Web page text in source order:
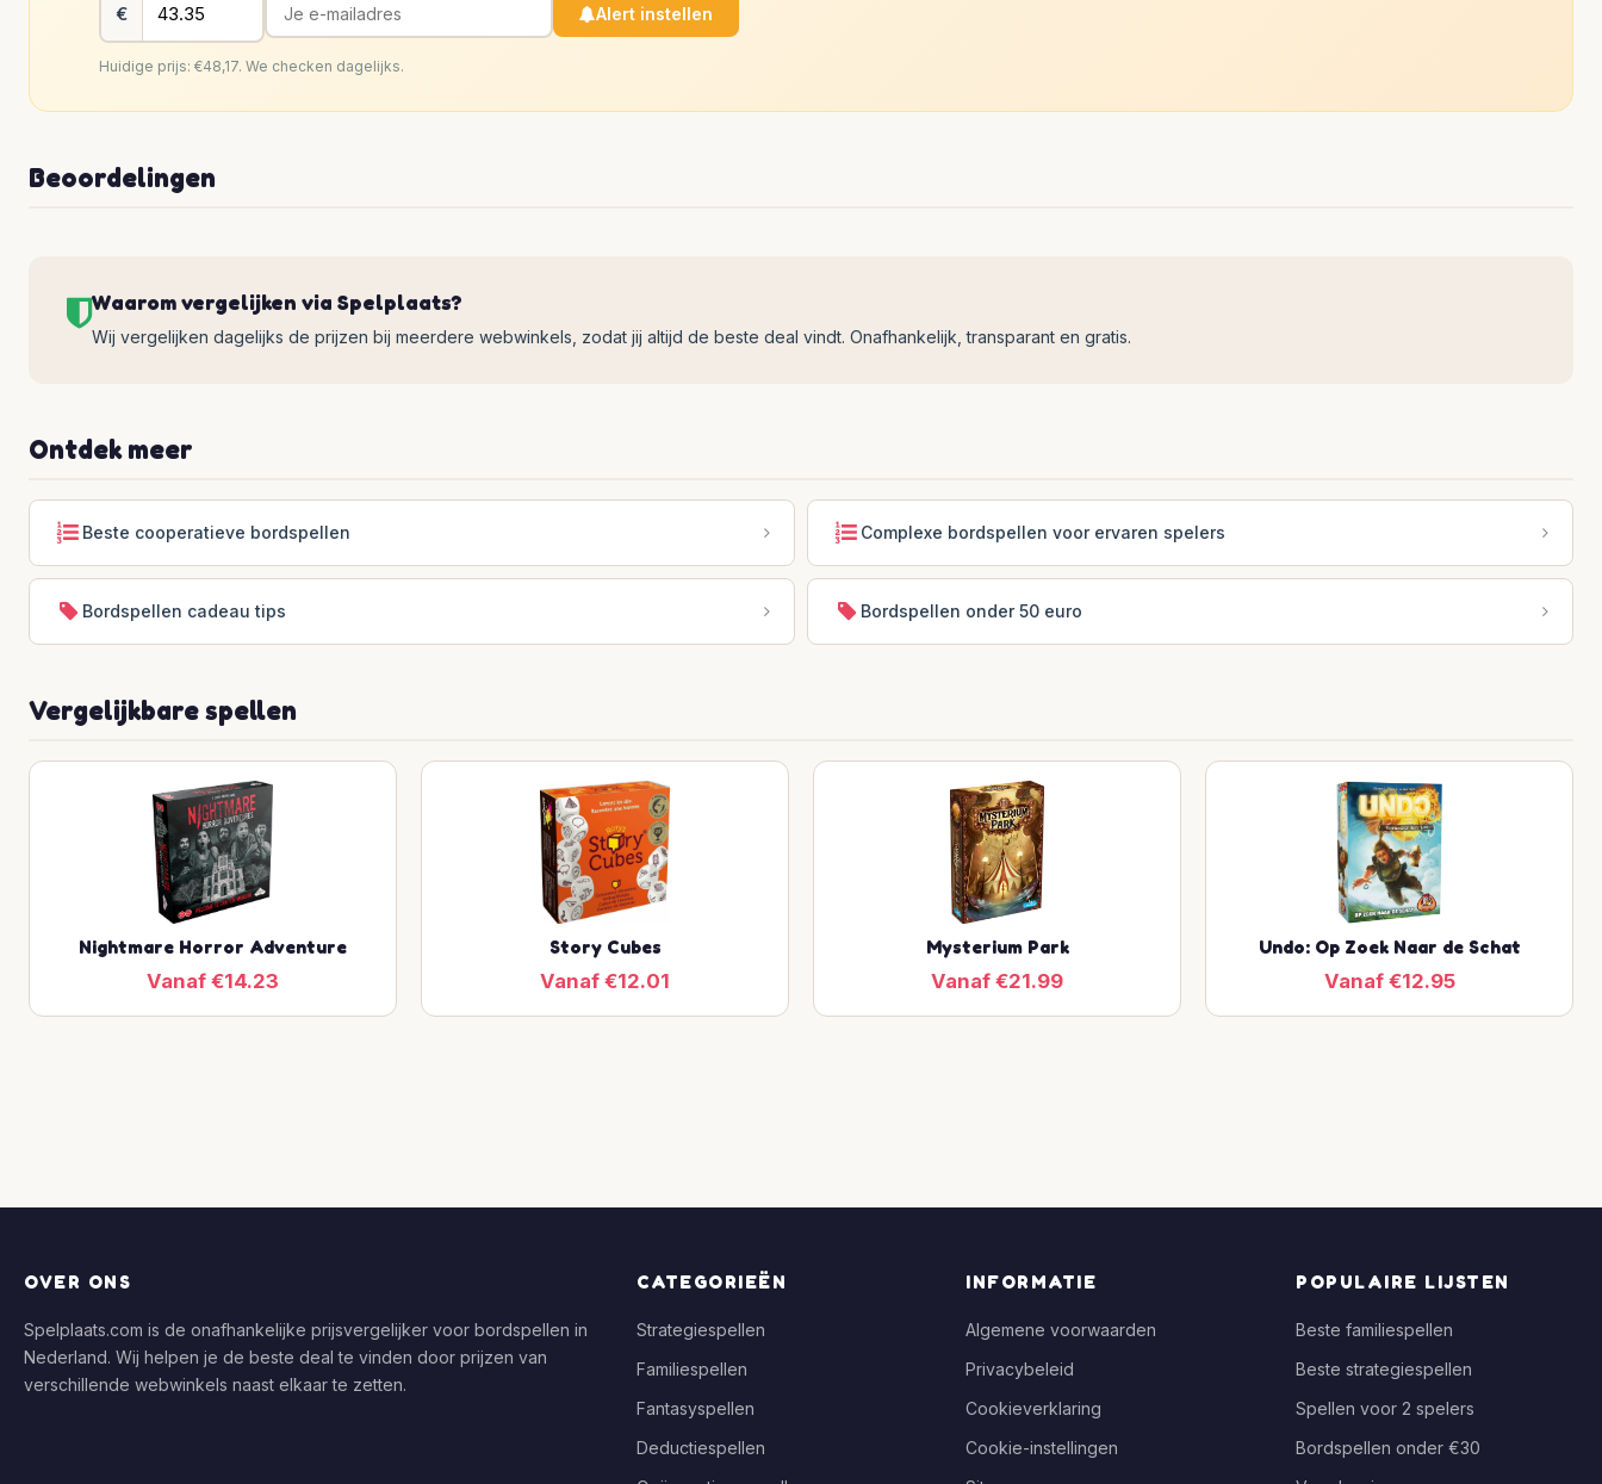
€ Alert instellen
Huidige prijs: €48,17. We checken dagelijks.
Beoordelingen
Waarom vergelijken via Spelplaats?
Wij vergelijken dagelijks de prijzen bij meerdere webwinkels, zodat jij altijd de beste deal vindt. Onafhankelijk, transparant en gratis.
Ontdek meer
Beste cooperatieve bordspellen Complexe bordspellen voor ervaren spelers
Bordspellen cadeau tips Bordspellen onder 50 euro
Vergelijkbare spellen
Nightmare Horror Adventure
Vanaf €14.23
Story Cubes
Vanaf €12.01
Mysterium Park
Vanaf €21.99
Undo: Op Zoek Naar de Schat
Vanaf €12.95
OVER ONS
Spelplaats.com is de onafhankelijke prijsvergelijker voor bordspellen in
Nederland. Wij helpen je de beste deal te vinden door prijzen van
verschillende webwinkels naast elkaar te zetten.
CATEGORIEËN
Strategiespellen
Familiespellen
Fantasyspellen
Deductiespellen
INFORMATIE
Algemene voorwaarden
Privacybeleid
Cookieverklaring
Cookie-instellingen
POPULAIRE LIJSTEN
Beste familiespellen
Beste strategiespellen
Spellen voor 2 spelers
Bordspellen onder €30